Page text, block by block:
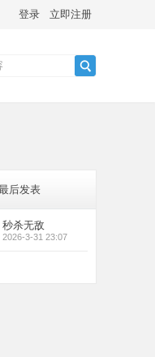
登录 立即注册
后发表
秒杀无敌
2026-3-31 23:07